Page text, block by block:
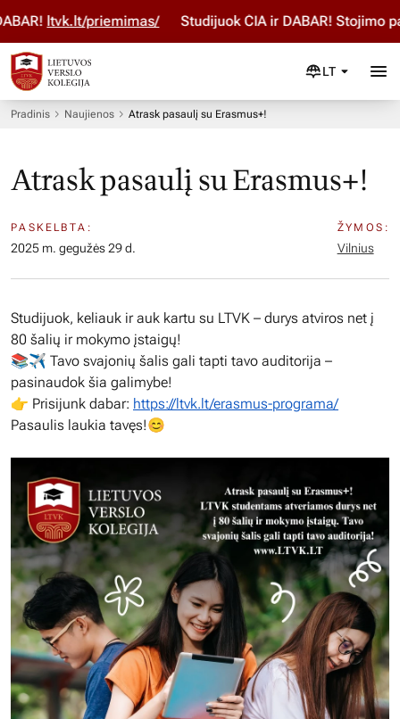
ltvk.lt/priemimas/ Studijuok ČIA ir DABAR! Stojimo
LT
Pradinis Naujienos Atrask pasaulį su Erasmus+!
Atrask pasaulį su Erasmus+!
PASKELBTA:
2025 m. gegužės 29 d.
ŽYMOS:
Vilnius
Studijuok, keliauk ir auk kartu su LTVK – durys atviros net į
80 šalių ir mokymo įstaigų!
📚✈️ Tavo svajonių šalis gali tapti tavo auditorija –
pasinaudok šia galimybe!
👉 Prisijunk dabar: https://ltvk.lt/erasmus-programa/
Pasaulis laukia tavęs!😊